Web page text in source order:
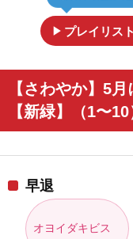
play_arrow プレイリス
【さわやか】5
【新緑】（1〜10
早退
オヨイダキビス